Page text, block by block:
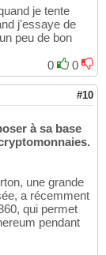
je tente
j'essaye de
peu de bon
0
0
#10
à sa base
une grande
a récemment
qui permet
pendant